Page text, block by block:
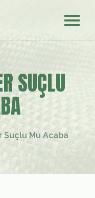
SUÇLU
Suçlu Mu Acaba